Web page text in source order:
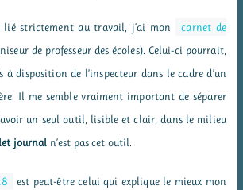
strictement au travail, j’ai mon
carnet de
de professeur des écoles). Celui-ci pourrait,
à disposition de l’inspecteur dans le cadre d’un
Il me semble vraiment important de séparer
un seul outil, lisible et clair, dans le milieu
journal n’est pas cet outil.
est peut-être celui qui explique le mieux mon